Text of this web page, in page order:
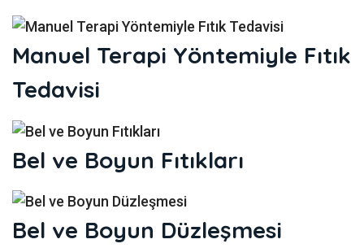
Manuel Terapi Yöntemiyle Fıtık
Tedavisi
Bel ve Boyun Fıtıkları
Bel ve Boyun Düzleşmesi